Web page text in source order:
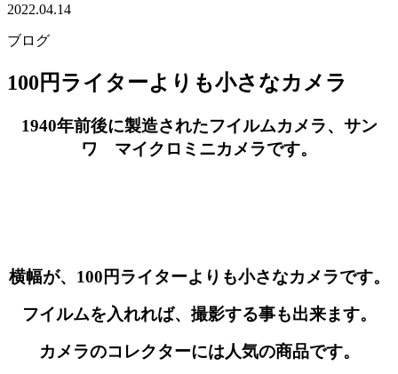
2022.04.14
ブログ
100円ライターよりも小さなカメラ
1940年前後に製造されたフイルムカメラ、サン
ワ マイクロミニカメラです。
横幅が、100円ライターよりも小さなカメラです。
フイルムを入れれば、撮影する事も出来ます。
カメラのコレクターには人気の商品です。